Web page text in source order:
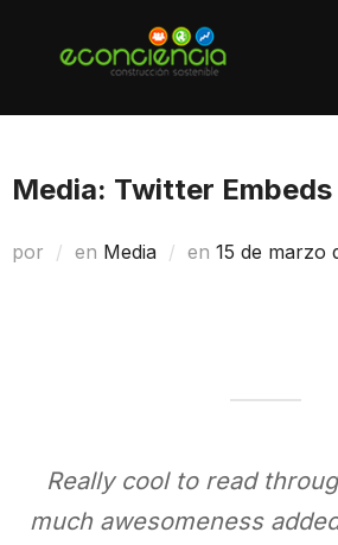
Media: Twitter Embeds
por en Media en Publicado
15 de marzo
Really cool to read
much awesomeness